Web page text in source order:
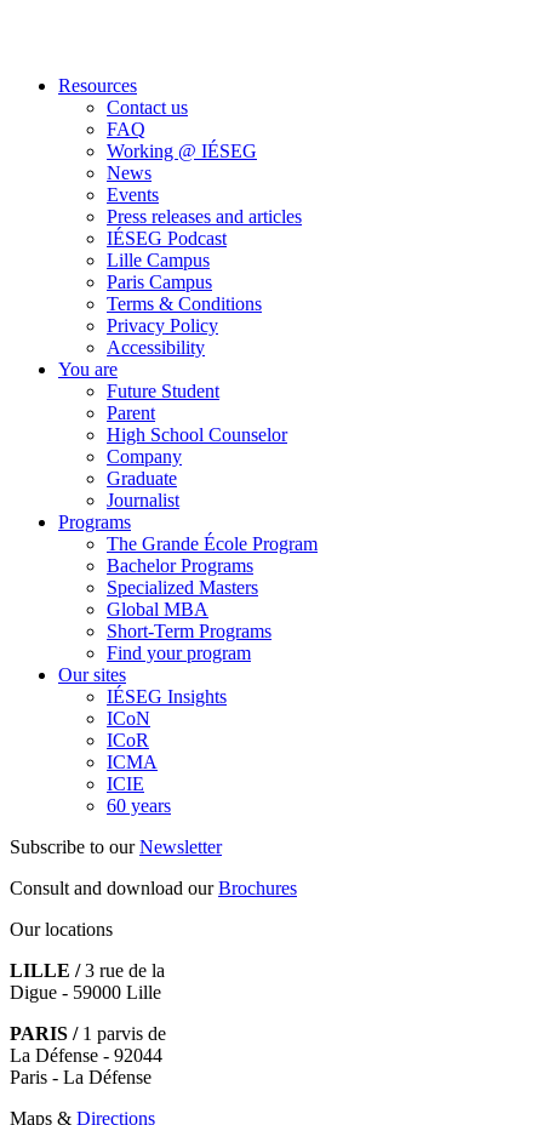
Resources
Contact us
FAQ
Working @ IÉSEG
News
Events
Press releases and articles
IÉSEG Podcast
Lille Campus
Paris Campus
Terms & Conditions
Privacy Policy
Accessibility
You are
Future Student
Parent
High School Counselor
Company
Graduate
Journalist
Programs
The Grande École Program
Bachelor Programs
Specialized Masters
Global MBA
Short-Term Programs
Find your program
Our sites
IÉSEG Insights
ICoN
ICoR
ICMA
ICIE
60 years
Subscribe to ourNewsletter
Consult and download ourBrochures
Our locations
LILLE /3 rue de la
Digue - 59000 Lille
PARIS /1 parvis de
La Défense - 92044
Paris - La Défense
Maps & Directions